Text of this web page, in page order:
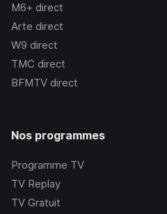
M6+ direct
Arte direct
W9 direct
TMC direct
BFMTV direct
Nos programmes
Programme TV
TV Replay
TV Gratuit